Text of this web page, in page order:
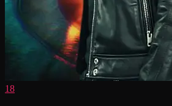
18